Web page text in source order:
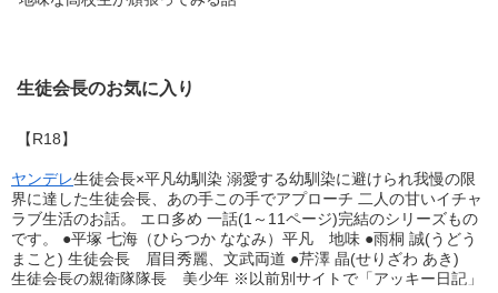
て宗太の平凡気儘な学園ライフは取り戻すことができるのだろうか!
〜愉快な登場人物をひとつまみ〜 ∴平凡くん 平穏な日々を愛する至
贄になる。双子の妹がいる。実はシスコンである。好きな食べ物は
かもが完璧な生徒会長。 しかし実は猫を被ってるということが最近
転入してきた宗太にバレてしまう。自分のスクールライフを滅茶苦
茶にした花ノ下には心の中で(口にも出てる)クソマリモと名付けて
明確な殺意を持っている。好きな食べ物はトマトのプリッツ。 ∴王
道転入生 前川より先に桜ノ宮学園にやって来た転入生。 大きな声に
ぼさぼさの鳥頭、瓶底メガネ装備済みの王道くん。 霧ヶ峰に強姦さ
生徒会長のお気に入り
【R18】
ヤンデレ生徒会長×平凡幼馴染 溺愛する幼馴染に避けられ我慢の限
界に達した生徒会長、あの手この手でアプローチ 二人の甘いイチャ
ラブ生活のお話。 エロ多め 一話(1～11ページ)完結のシリーズもの
です。 ●平塚 七海（ひらつか ななみ）平凡 地味 ●雨桐 誠(うどう
まこと) 生徒会長 眉目秀麗、文武両道 ●芹澤 晶(せりざわ あき)
生徒会長の親衛隊隊長 美少年 ※以前別サイトで「アッキー日記」